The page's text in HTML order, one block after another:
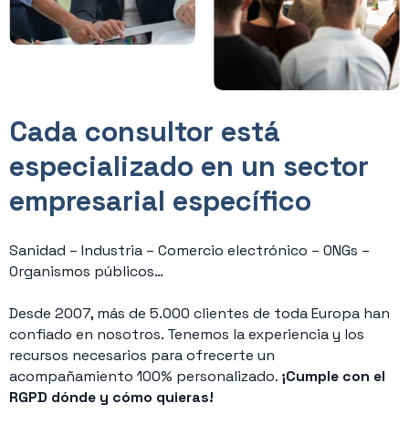
Cada consultor está
especializado en un sector
empresarial específico
Sanidad – Industria – Comercio electrónico – ONGs –
Organismos públicos…
Desde 2007, más de 5.000 clientes de toda Europa han
confiado en nosotros. Tenemos la experiencia y los
recursos necesarios para ofrecerte un
acompañamiento 100% personalizado. ¡Cumple con el
RGPD dónde y cómo quieras!